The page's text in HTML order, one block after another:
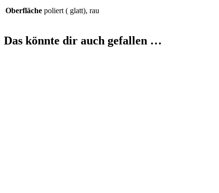
Oberfläche poliert ( glatt), rau
Das könnte dir auch gefallen …